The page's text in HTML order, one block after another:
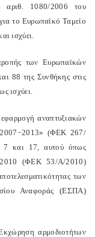
αριθ. 1080/2006 του
το Ευρωπαϊκό Ταμείο
ισχύει.
των Ευρωπαϊκών
88 της Συνθήκης στις
ισχύει.
αναπτυξιακών
2007−2013» (ΦΕΚ 267/
και 17, αυτού όπως
2010 (ΦΕΚ 53/Α/2010)
των
Αναφοράς (ΕΣΠΑ)
αρμοδιοτήτων